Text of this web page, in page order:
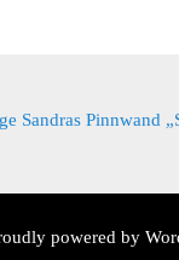
Sandras Pinnwand
powered by